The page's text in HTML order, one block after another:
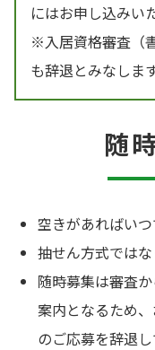
にはお申し込みい
※入居資格審査（
も辞退とみなします
随
空きがあればい
抽せん方式ではな
随時募集は審査
案内となるため
のご応募を辞退